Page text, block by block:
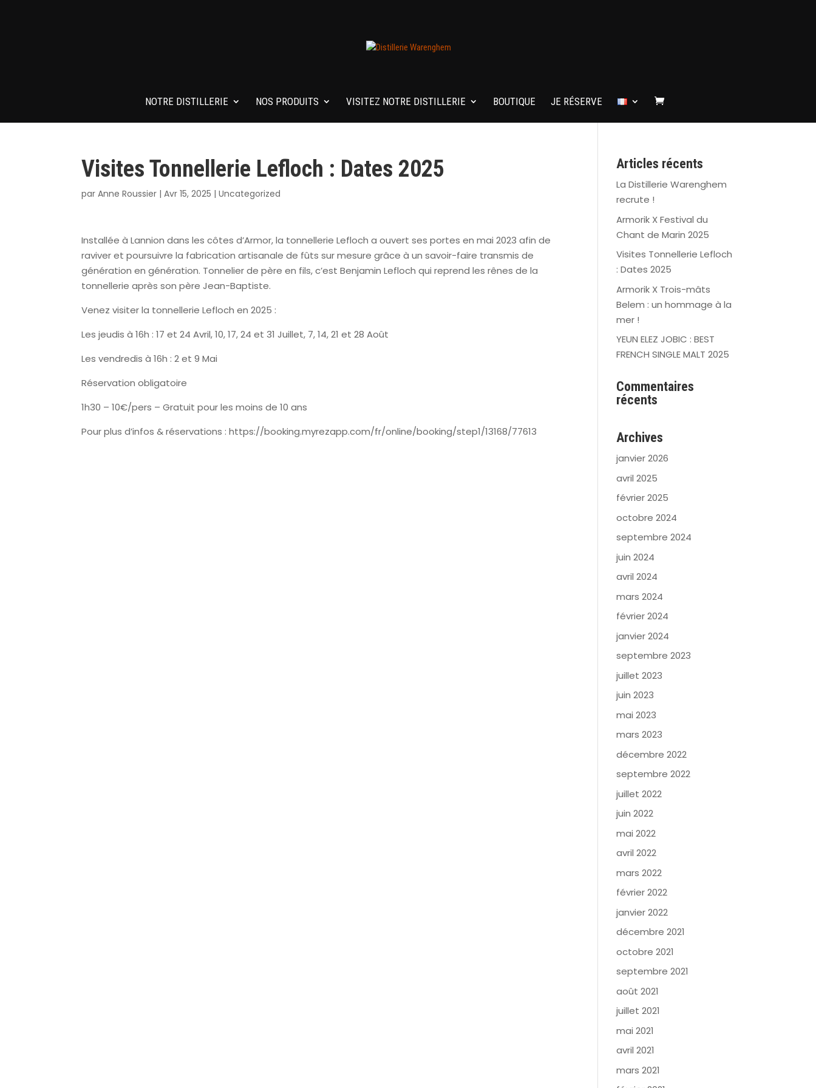
NOTRE DISTILLERIE NOS PRODUITS VISITEZ NOTRE DISTILLERIE BOUTIQUE JE RÉSERVE
Visites Tonnellerie Lefloch : Dates 2025
parAnne Roussier |Avr 15, 2025 |Uncategorized
Installée à Lannion dans les côtes d’Armor, la tonnellerie Lefloch a ouvert ses portes en mai 2023 afin de
raviver et poursuivre la fabrication artisanale de fûts sur mesure grâce à un savoir-faire transmis de
génération en génération. Tonnelier de père en fils, c’est Benjamin Lefloch qui reprend les rênes de la
tonnellerie après son père Jean-Baptiste.
Venez visiter la tonnellerie Lefloch en 2025 :
Les jeudis à 16h :17 et 24 Avril,10, 17, 24 et 31 Juillet, 7, 14, 21 et 28 Août
Les vendredis à 16h :2 et 9 Mai
Réservation obligatoire
1h30 – 10€/pers – Gratuit pour les moins de 10 ans
Pour plus d’infos & réservations : https://booking.myrezapp.com/fr/online/booking/step1/13168/77613
Articles récents
La Distillerie Warenghem
recrute !
Armorik X Festival du
Chant de Marin 2025
Visites Tonnellerie Lefloch
: Dates 2025
Armorik X Trois-mâts
Belem : un hommage à la
mer !
YEUN ELEZ JOBIC : BEST
FRENCH SINGLE MALT 2025
Commentaires
récents
Archives
janvier 2026
avril 2025
février 2025
octobre 2024
septembre 2024
juin 2024
avril 2024
mars 2024
février 2024
janvier 2024
septembre 2023
juillet 2023
juin 2023
mai 2023
mars 2023
décembre 2022
septembre 2022
juillet 2022
juin 2022
mai 2022
avril 2022
mars 2022
février 2022
janvier 2022
décembre 2021
octobre 2021
septembre 2021
août 2021
juillet 2021
mai 2021
avril 2021
mars 2021